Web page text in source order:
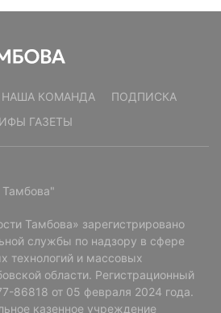
НАША КОМАНДА
ПОДПИСКА
ГАЗЕТЫ
Тамбова» зарегистрировано
службы по надзору в сфере
технологий и массовых
области. Регистрационный
86818 от 05 февраля 2024 года.
казенное учреждение